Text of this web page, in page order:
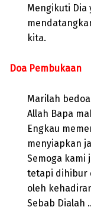
Mengikuti
kita.
Doa Pembukaan
Marilah
Allah Bapa
Engkau
menyiapkan
Semoga kami
tetapi dihibur
oleh
Sebab Dialah